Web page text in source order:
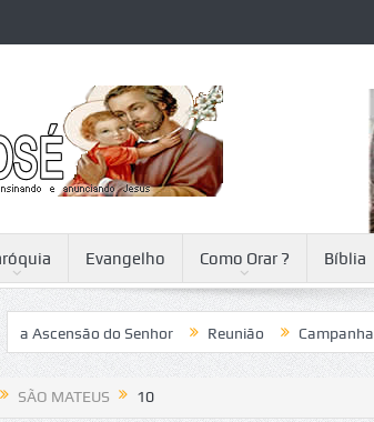
Evangelho Como Orar ? Bíblia
do Senhor Reunião Campanha da
SÃO MATEUS 10